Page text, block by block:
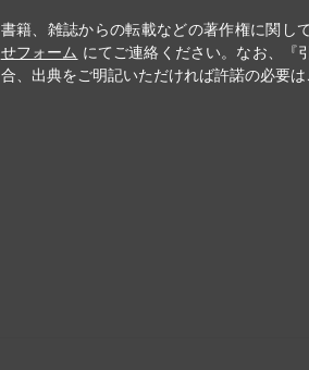
書籍、雑誌からの転載などの著作権に関して
せフォーム にてご連絡ください。なお、『
合、出典をご明記いただければ許諾の必要は